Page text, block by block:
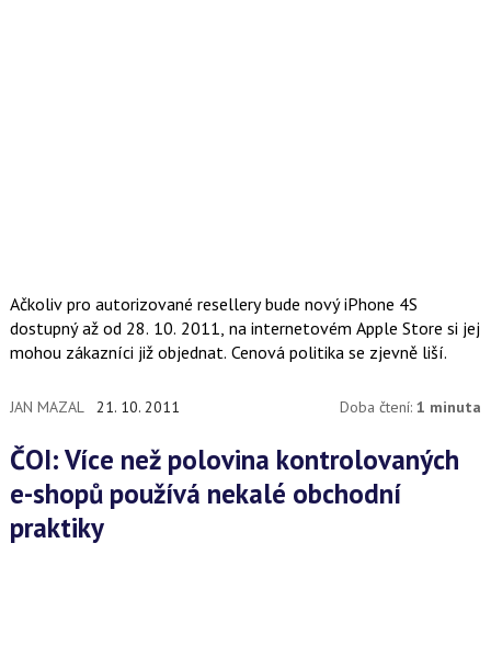
Ačkoliv pro autorizované resellery bude nový iPhone 4S
dostupný až od 28. 10. 2011, na internetovém Apple Store si jej
mohou zákazníci již objednat. Cenová politika se zjevně liší.
JAN MAZAL 21. 10. 2011 Doba čtení:1 minuta
ČOI: Více než polovina kontrolovaných
e-shopů používá nekalé obchodní
praktiky